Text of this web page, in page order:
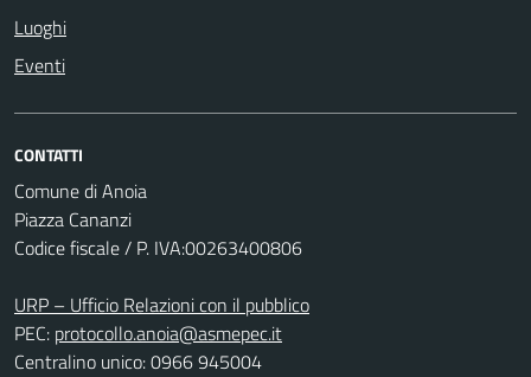
Luoghi
Eventi
CONTATTI
Comune di Anoia
Piazza Cananzi
Codice fiscale / P. IVA:00263400806
URP – Ufficio Relazioni con il pubblico
PEC: protocollo.anoia@asmepec.it
Centralino unico: 0966 945004